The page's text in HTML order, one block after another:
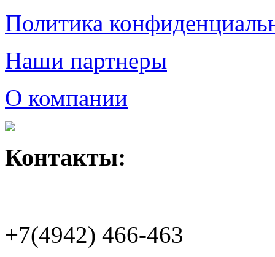
Политика
Наши партнеры
О компании
Контакты:
+7(4942) 466-463